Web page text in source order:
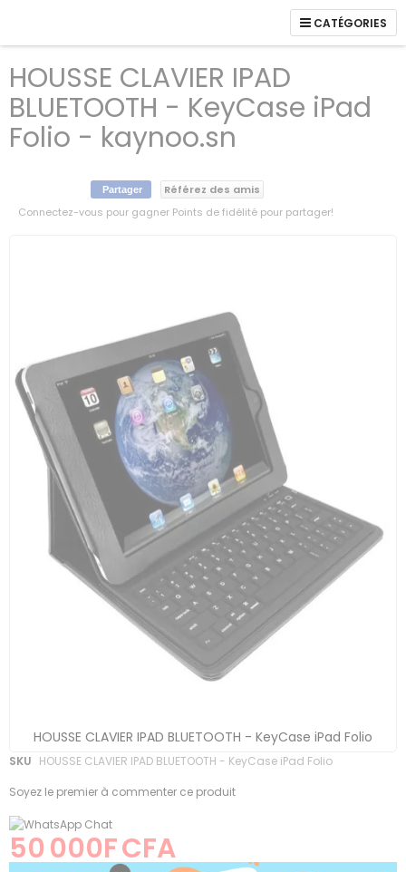
CATÉGORIES
HOUSSE CLAVIER IPAD
BLUETOOTH - KeyCase iPad
Folio - kaynoo.sn
Partager
Référez des amis
Connectez-vous pour gagner Points de fidélité pour partager!
SKU HOUSSE CLAVIER IPAD BLUETOOTH - KeyCase iPad Folio
Soyez le premier à commenter ce produit
50 000F CFA
gallery
HOUSSE CLAVIER IPAD BLUETOOTH - KeyCase iPad Folio
Skip
the
of
the
images